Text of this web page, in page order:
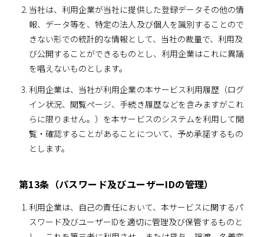
当社は、利用企業が当社に提供した登録データその他の情
報、データ等を、特定の法人及び個人を識別することので
きない形での統計的な情報として、当社の裁量で、利用及
び公開することができるものとし、利用企業はこれに異議
を唱えないものとします。
利用企業は、当社が利用企業の本サービス利用履歴（ログ
イン状況、閲覧ページ、手続き履歴などを含みますがこれ
らに限りません。）を本サービスのシステムを利用して閲
覧・確認することがあることについて、予め承諾するもの
とします。
第13条（パスワード及びユーザーIDの管理）
利用企業は、自己の責任において、本サービスに関するパ
スワード及びユーザーIDを適切に管理及び保管するものと